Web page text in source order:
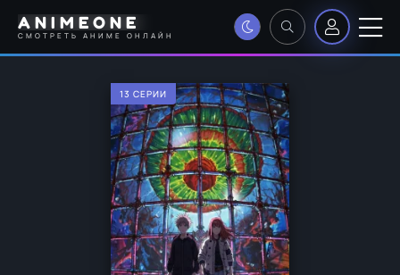
ANIMEONE
СМОТРЕТЬ АНИМЕ ОНЛАЙН
13 СЕРИИ